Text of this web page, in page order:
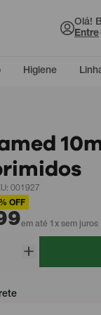
Olá!
Entre
Higiene
001927
OFF
em até 1x sem juros